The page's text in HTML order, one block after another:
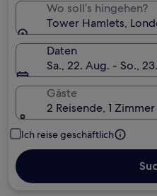
Wo soll’s hingehen?
Tower Hamlets,
Daten
Sa., 22. Aug. - So.,
Gäste
2 Reisende, 1 Zimmer
Ich reise geschäftlich